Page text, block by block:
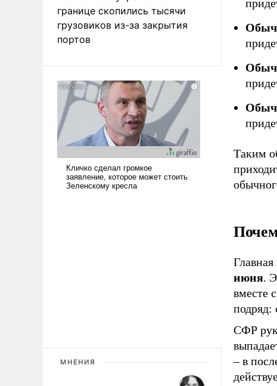
границе скопились тысячи
грузовиков из-за закрытия
портов
МНЕНИЯ
Таким
июня.
вместе
подряд:
СФР
– в